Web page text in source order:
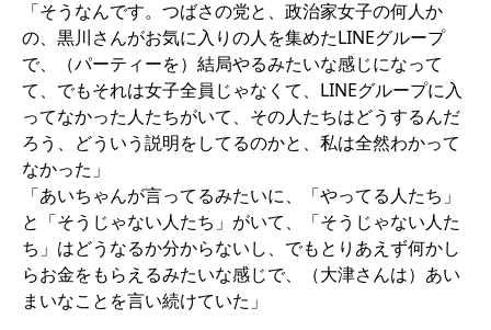
「そうなんです。つばさの党と、政治家女子の何人か
の、黒川さんがお気に入りの人を集めたLINEグループ
で、（パーティーを）結局やるみたいな感じになって
て、でもそれは女子全員じゃなくて、LINEグループに入
ってなかった人たちがいて、その人たちはどうするんだ
ろう、どういう説明をしてるのかと、私は全然わかって
なかった」
「あいちゃんが言ってるみたいに、「やってる人たち」
と「そうじゃない人たち」がいて、「そうじゃない人た
ち」はどうなるか分からないし、でもとりあえず何かし
らお金をもらえるみたいな感じで、（大津さんは）あい
まいなことを言い続けていた」